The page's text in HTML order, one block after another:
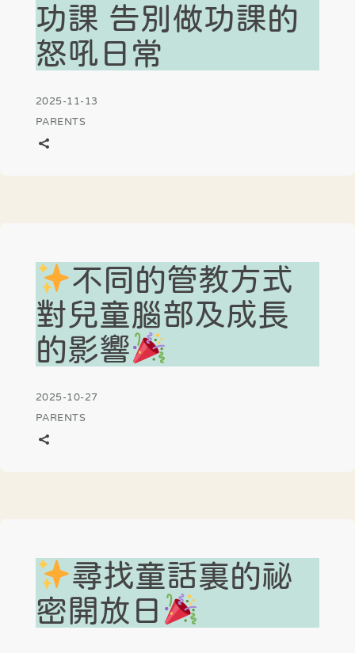
功課 告別做功課的
怒吼日常
2025-11-13
PARENTS
不同的管教方式
對兒童腦部及成長
的影響
2025-10-27
PARENTS
尋找童話裏的祕
密開放日